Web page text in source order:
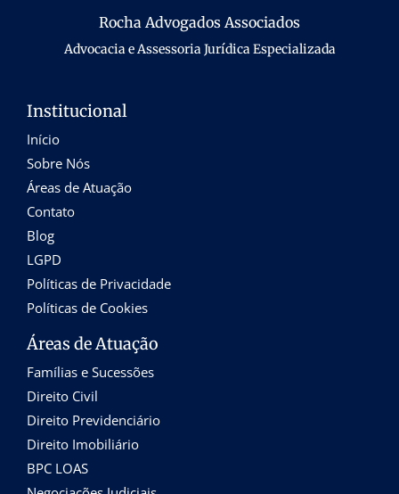
Rocha Advogados Associados
Advocacia e Assessoria Jurídica Especializada
Institucional
Início
Sobre Nós
Áreas de Atuação
Contato
Blog
LGPD
Políticas de Privacidade
Políticas de Cookies
Áreas de Atuação
Famílias e Sucessões
Direito Civil
Direito Previdenciário
Direito Imobiliário
BPC LOAS